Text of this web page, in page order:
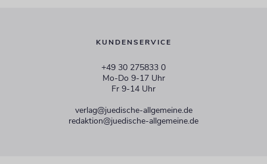
KUNDENSERVICE
+49 30 275833 0
Mo-Do 9-17 Uhr
Fr 9-14 Uhr
verlag@juedische-allgemeine.de
redaktion@juedische-allgemeine.de